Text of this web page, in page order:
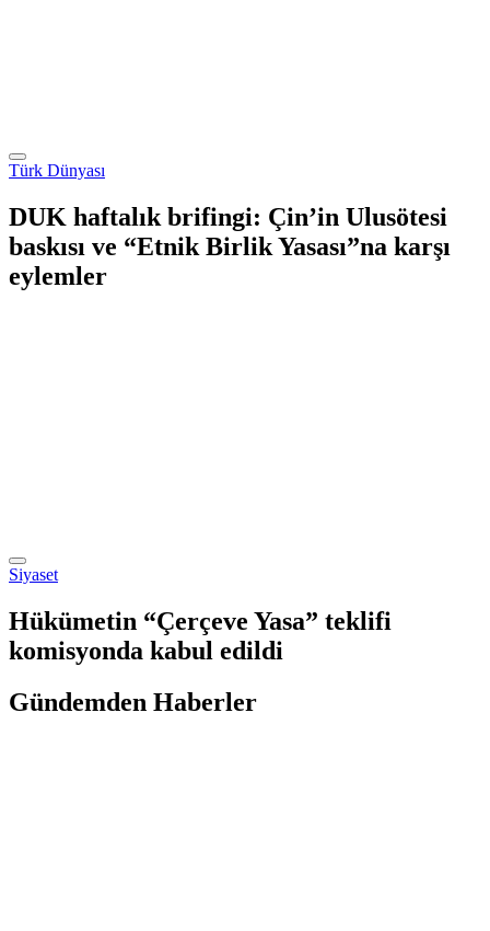
Türk Dünyası
DUK haftalık brifingi: Çin’in Ulusötesi
baskısı ve “Etnik Birlik Yasası”na karşı
eylemler
Siyaset
Hükümetin “Çerçeve Yasa” teklifi
komisyonda kabul edildi
Gündemden Haberler